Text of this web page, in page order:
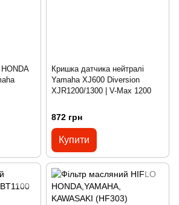
HONDA
Кришка датчика нейтралі
Yamaha XJ600 Diversion
XJR1200/1300 | V-Max 1200
872 грн
Купити